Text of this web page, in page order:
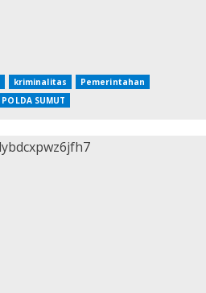
kriminalitas
Pemerintahan
POLDA SUMUT